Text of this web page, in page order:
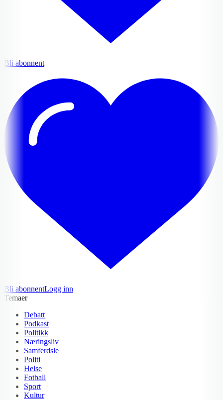
Bli abonnent
Bli abonnentLogg inn
Temaer
Debatt
Podkast
Politikk
Næringsliv
Samferdsle
Politi
Helse
Fotball
Sport
Kultur